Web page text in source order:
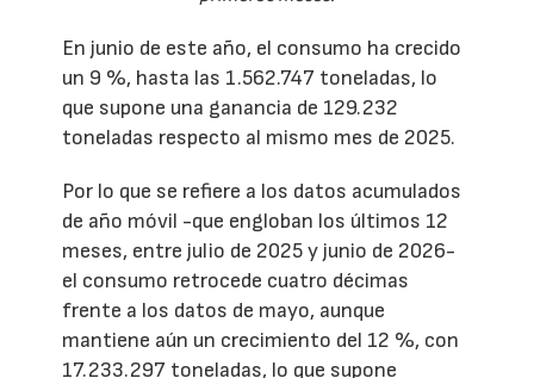
En junio de este año, el consumo ha crecido
un 9 %, hasta las 1.562.747 toneladas, lo
que supone una ganancia de 129.232
toneladas respecto al mismo mes de 2025.
Por lo que se refiere a los datos acumulados
de año móvil -que engloban los últimos 12
meses, entre julio de 2025 y junio de 2026-
el consumo retrocede cuatro décimas
frente a los datos de mayo, aunque
mantiene aún un crecimiento del 12 %, con
17.233.297 toneladas, lo que supone